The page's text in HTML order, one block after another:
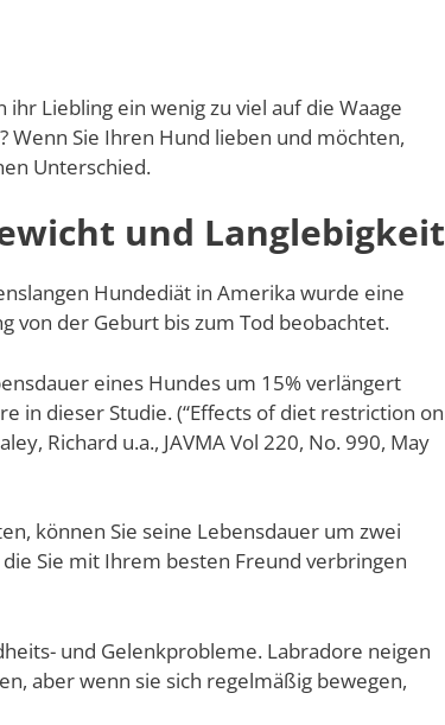
Liebling ein wenig zu viel auf die Waage
Wenn Sie Ihren Hund lieben und möchten,
Unterschied.
und Langlebigkeit
Hundediät in Amerika wurde eine
von der Geburt bis zum Tod beobachtet.
eines Hundes um 15% verlängert
in dieser Studie. (“Effects of diet restriction on
Richard u.a., JAVMA Vol 220, No. 990, May
können Sie seine Lebensdauer um zwei
Sie mit Ihrem besten Freund verbringen
und Gelenkprobleme. Labradore neigen
aber wenn sie sich regelmäßig bewegen,